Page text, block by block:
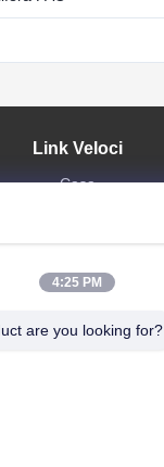
Link Veloci
Casa
Mostra VR
Fatory Tour
Controllo Di Qualità
4:25 PM
are you looking for?